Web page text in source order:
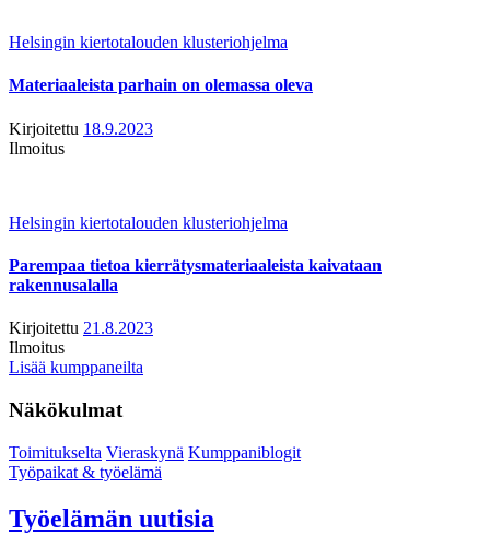
Helsingin kiertotalouden klusteriohjelma
Materiaaleista parhain on olemassa oleva
Kirjoitettu 18.9.2023
Ilmoitus
Helsingin kiertotalouden klusteriohjelma
Parempaa tietoa kierrätysmateriaaleista kaivataan
rakennusalalla
Kirjoitettu 21.8.2023
Ilmoitus
Lisää kumppaneilta
Näkökulmat
Toimitukselta Vieraskynä Kumppaniblogit
Työpaikat & työelämä
Työelämän uutisia